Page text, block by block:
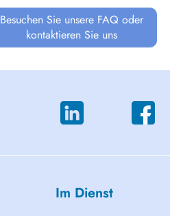
Besuchen Sie unsere FAQ oder
kontaktieren Sie uns
Im Dienst